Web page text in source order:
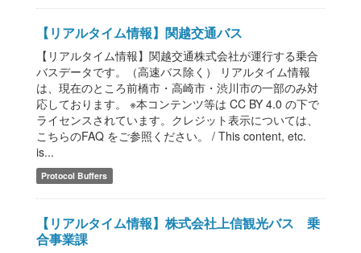
【リアルタイム情報】関越交通バス
【リアルタイム情報】関越交通株式会社が運行する乗合
バスデータです。（高速バス除く） リアルタイム情報
は、現在のところ前橋市・高崎市・渋川市の一部のみ対
応しております。 ※本コンテンツ等は CC BY 4.0 の下で
ライセンスされています。クレジット表示については、
こちらのFAQ をご参照ください。 / This content, etc.
is...
Protocol Buffers
【リアルタイム情報】株式会社上信観光バス 乗
合事業課